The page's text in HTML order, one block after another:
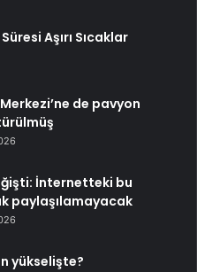
Aşırı Sıcaklar
de pavyon
İnternetteki bu
paylaşılamayacak
yükselişte?